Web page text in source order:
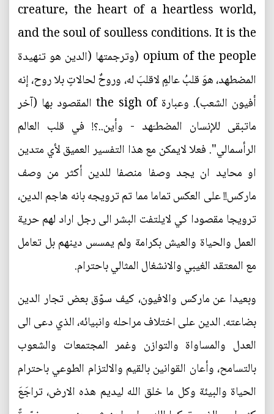
creature, the heart of a heartless world,
and the soul of soulless conditions. It is the
opium of the people (وترجمتها (الدين هو تنهيدة
المضطهد، هوَ قلبُ عالمٍ لاقلبَ له، وروحٌ لحالاتٍ بلا روح، إنه
أفيون الشعب). وعبارة the sigh of المقصود بها (آخر
ماتبقى للإنسان المضطـَهد - وأين..؟! في قلب العالم
الرأسمالي". فعلا لايمكن مع هذا التفسير العميق لأي متدين
او محايد ان يجد وصفا منصفا للدين أكثر من وصف
ماركس!! على العكس تماما مما تم ترويجه بانه هاجم الدين،
ترويجا مقصودا كي لايلتفت البشر الى رجل اراد لهم حرية
العمل والحياة والعيش بكرامة ولم يمسس دينهم بل تعامل
مع المعتقد الغيبي والانشغال المثالي باحترام.
وبعيدا عن ماركس والافيون، كيف سوّق بعض تجار الدين
بضاعته. الدين على اختلاف مراحله وانبيائه، الذي دعى الى
العدل والمساواة والتوازن وغمر المجتمعات والشعوب
بالتسامح، وأعان القوانين بالقيم والالتزام الطوعي باحترام
الحياة والبيئة وكل ما خلق الله ليديم هذه الارض، تراجَعَ